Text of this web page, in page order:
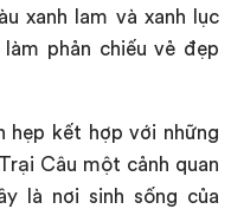
xanh lam và xanh lục
phản chiếu vẻ đẹp
hẹp kết hợp với những
Câu một cảnh quan
là nơi sinh sống của